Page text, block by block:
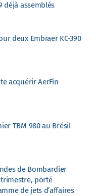
déjà assemblés
deux Embraer KC-390
acquérir AerFin
TBM 980 au Brésil
de Bombardier
porté
de jets d’affaires